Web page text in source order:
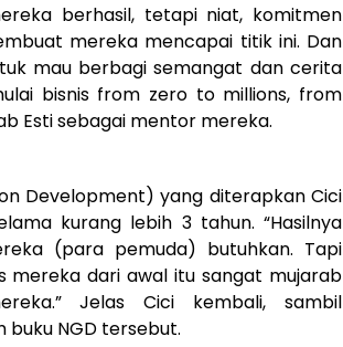
berhasil, tetapi niat, komitmen
mereka mencapai titik ini. Dan
mau berbagi semangat dan cerita
bisnis from zero to millions, from
Esti sebagai mentor mereka.
Development) yang diterapkan Cici
kurang lebih 3 tahun. “Hasilnya
(para pemuda) butuhkan. Tapi
mereka dari awal itu sangat mujarab
Jelas Cici kembali, sambil
buku NGD tersebut.